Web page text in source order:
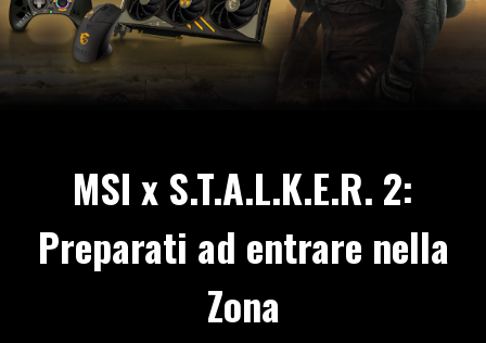
MSI x S.T.A.L.K.E.R. 2:
Preparati ad entrare nella
Zona